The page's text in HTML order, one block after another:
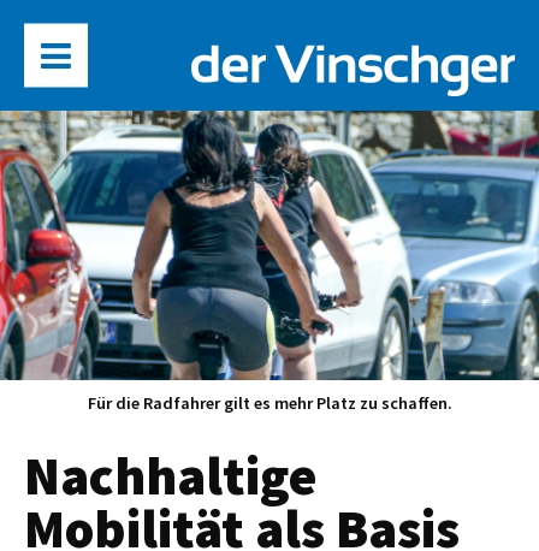
Für die Radfahrer gilt es mehr Platz zu schaffen.
Nachhaltige
Mobilität als Basis